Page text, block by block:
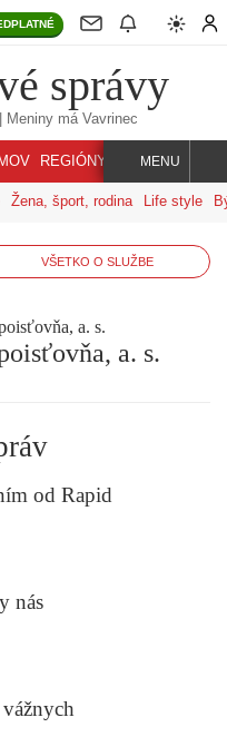
správy
| Meniny má Vavrinec
REGIÓNY INDEX SVET
MENU
Žena, šport, rodina Life style
VŠETKO O SLUŽBE
a. s.
od Rapid
nás